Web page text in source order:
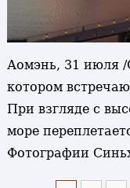
Аомэнь, 31 июля /
котором
При взгляде с
море
Фотографии